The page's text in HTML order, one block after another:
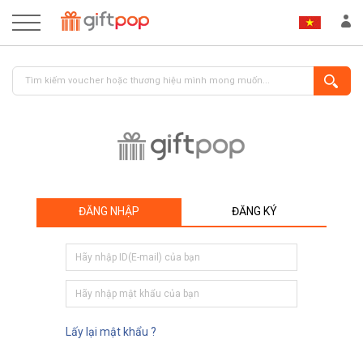
ĐĂNG NHẬP ĐĂNG KÝ
Lấy lại mật khẩu ?